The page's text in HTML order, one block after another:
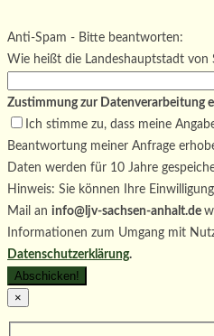
Bitte lasse dieses Feld leer.
Anti-Spam - Bitte beantworten:
Wie heißt die Landeshauptstadt von
Zustimmung zur Datenverarbeitung
Ich stimme zu, dass meine
Beantwortung meiner Anfrage
Daten werden für 10 Jahre
Hinweis: Sie können Ihre
Mail an info@ljv-sachsen-anhalt.de
Informationen zum Umgang mit
Datenschutzerklärung.
×